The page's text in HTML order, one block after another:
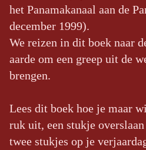
het Panamakanaal aan de
december 1999).
We reizen in dit boek naar
aarde om een greep uit de
brengen.
Lees dit boek hoe je maar
ruk uit, een stukje
twee stukjes op je